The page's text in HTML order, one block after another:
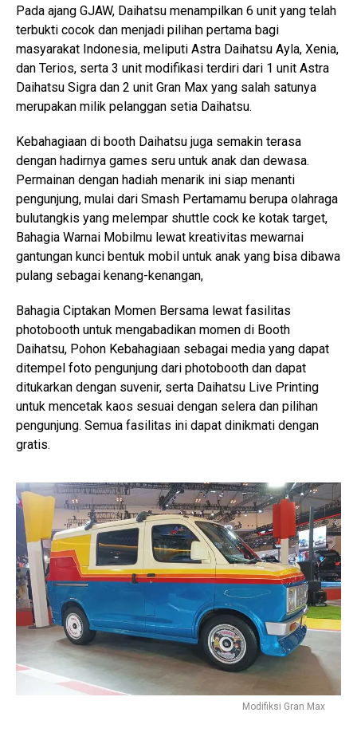
Pada ajang GJAW, Daihatsu menampilkan 6 unit yang telah
terbukti cocok dan menjadi pilihan pertama bagi
masyarakat Indonesia, meliputi Astra Daihatsu Ayla, Xenia,
dan Terios, serta 3 unit modifikasi terdiri dari 1 unit Astra
Daihatsu Sigra dan 2 unit Gran Max yang salah satunya
merupakan milik pelanggan setia Daihatsu.
Kebahagiaan di booth Daihatsu juga semakin terasa
dengan hadirnya games seru untuk anak dan dewasa.
Permainan dengan hadiah menarik ini siap menanti
pengunjung, mulai dari Smash Pertamamu berupa olahraga
bulutangkis yang melempar shuttle cock ke kotak target,
Bahagia Warnai Mobilmu lewat kreativitas mewarnai
gantungan kunci bentuk mobil untuk anak yang bisa dibawa
pulang sebagai kenang-kenangan,
Bahagia Ciptakan Momen Bersama lewat fasilitas
photobooth untuk mengabadikan momen di Booth
Daihatsu, Pohon Kebahagiaan sebagai media yang dapat
ditempel foto pengunjung dari photobooth dan dapat
ditukarkan dengan suvenir, serta Daihatsu Live Printing
untuk mencetak kaos sesuai dengan selera dan pilihan
pengunjung. Semua fasilitas ini dapat dinikmati dengan
gratis.
Modifiksi Gran Max